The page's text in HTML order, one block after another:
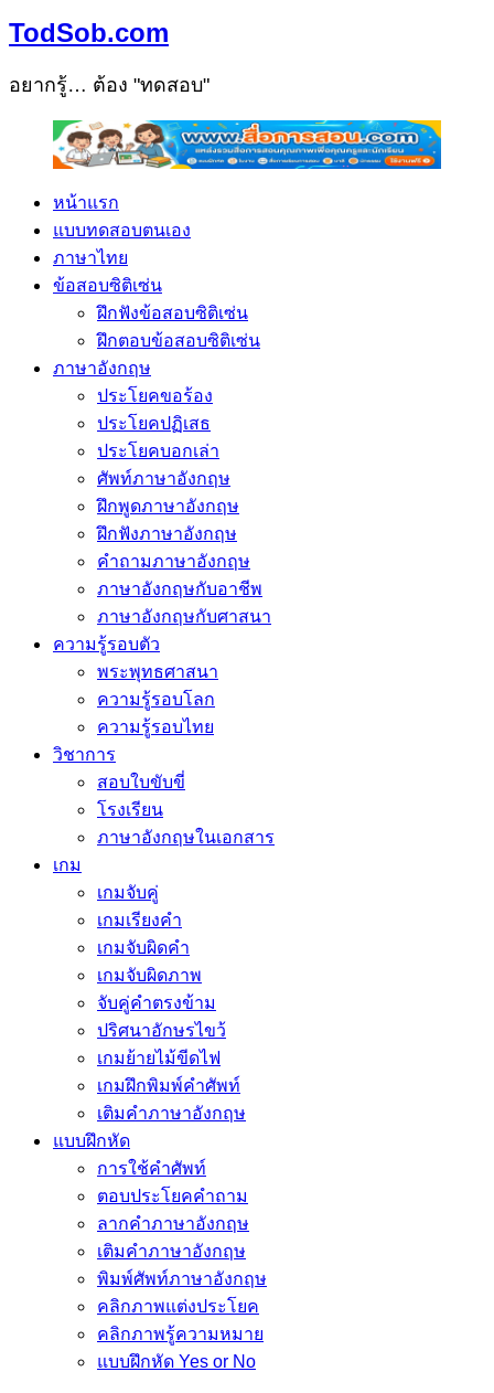
TodSob.com
อยากรู้… ต้อง "ทดสอบ"
หน้าแรก
แบบทดสอบตนเอง
ภาษาไทย
ข้อสอบซิติเซ่น
ฝึกฟังข้อสอบซิติเซ่น
ฝึกตอบข้อสอบซิติเซ่น
ภาษาอังกฤษ
ประโยคขอร้อง
ประโยคปฏิเสธ
ประโยคบอกเล่า
ศัพท์ภาษาอังกฤษ
ฝึกพูดภาษาอังกฤษ
ฝึกฟังภาษาอังกฤษ
คำถามภาษาอังกฤษ
ภาษาอังกฤษกับอาชีพ
ภาษาอังกฤษกับศาสนา
ความรู้รอบตัว
พระพุทธศาสนา
ความรู้รอบโลก
ความรู้รอบไทย
วิชาการ
สอบใบขับขี่
โรงเรียน
ภาษาอังกฤษในเอกสาร
เกม
เกมจับคู่
เกมเรียงคำ
เกมจับผิดคำ
เกมจับผิดภาพ
จับคู่คำตรงข้าม
ปริศนาอักษรไขว้
เกมย้ายไม้ขีดไฟ
เกมฝึกพิมพ์คำศัพท์
เติมคำภาษาอังกฤษ
แบบฝึกหัด
การใช้คำศัพท์
ตอบประโยคคำถาม
ลากคำภาษาอังกฤษ
เติมคำภาษาอังกฤษ
พิมพ์ศัพท์ภาษาอังกฤษ
คลิกภาพแต่งประโยค
คลิกภาพรู้ความหมาย
แบบฝึกหัด Yes or No